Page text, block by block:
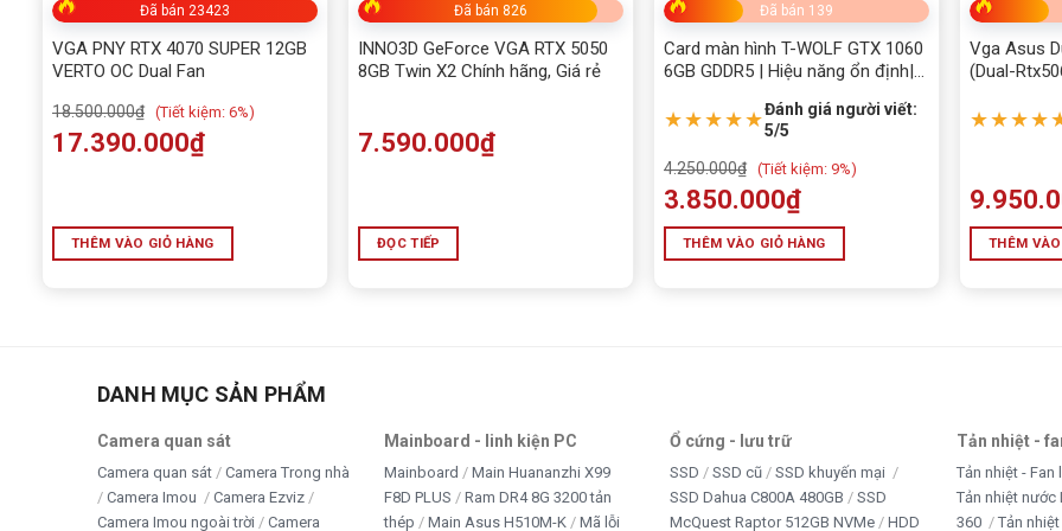
INNO3D GeForce RTX 4060 Ti 8GB iCHILL X3 WHITE là một sự kết hợp hoàn hảo giữahiệu suất mạnh mẽ, công
nghệ tiên tiến và thiết kế sang trọng
. Đây là chiếccard đồ họa lý tưởng dành cho game thủ, streamer và nhà
sáng tạo nội dungmuốn tận hưởng trải nghiệm đồ họa đỉnh caomà vẫn đảm bảo tản nhiệt tốt và hoạt động ổn
.
Đã bán 23423
VGA PNY RTX 4070 SUPER 12GB
VERTO OC Dual Fan
18.500.000₫ (Tiết kiệm: 6%)
17.390.000₫
THÊM VÀO GIỎ HÀNG
Đã bán 826
INNO3D GeForce VGA RTX 5050
8GB Twin X2 Chính hãng, Giá rẻ
7.590.000₫
ĐỌC TIẾP
Đã bán 139
Card màn hình T-WOLF GTX 1060
6GB GDDR5 | Hiệu năng ổn định|
★★★★★Đánh giá người viết:
5/5
4.250.000₫ (Tiết kiệm: 9%)
3.850.000₫
THÊM VÀO GIỎ HÀNG
Vga Asus
(Dual-
THÊM
DANH MỤC SẢN PHẨM
Camera quan sát
Camera quan sát
Camera Trong nhà
Camera Imou
Camera Ezviz
Camera Imou ngoài trời
Camera
Mainboard - linh kiện PC
Mainboard
Main Huananzhi X99
F8D PLUS
Ram DR4 8G 3200 tản
thép
Main Asus H510M-K Mã lỗi
Ổ cứng - lưu trữ
SSD SSD cũ
SSD khuyến mại
SSD Dahua C800A 480GB
SSD
McQuest Raptor 512GB NVMe
HDD
Tản nhiệt -
Tản nhiệt - Fan
Tản nhiệt nước
360
Tản